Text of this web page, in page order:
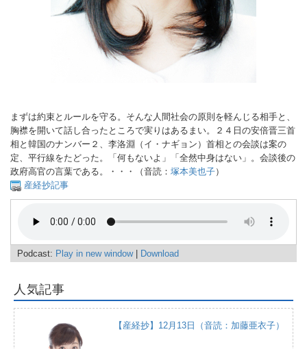
まずは約束とルールを守る。そんな人間社会の原則を軽んじる相手と、
胸襟を開いて話し合ったところで実りはあるまい。２４日の安倍晋三首
相と韓国のナンバー２、李洛淵（イ・ナギョン）首相との会談は案の
定、平行線をたどった。「何もないよ」「全然中身はない」。会談後の
政府高官の言葉である。・・・（音読： 塚本美也子）
産経抄記事
Podcast: Play in new window| Download
人気記事
【産経抄】12月13日（音読：加藤亜衣子）